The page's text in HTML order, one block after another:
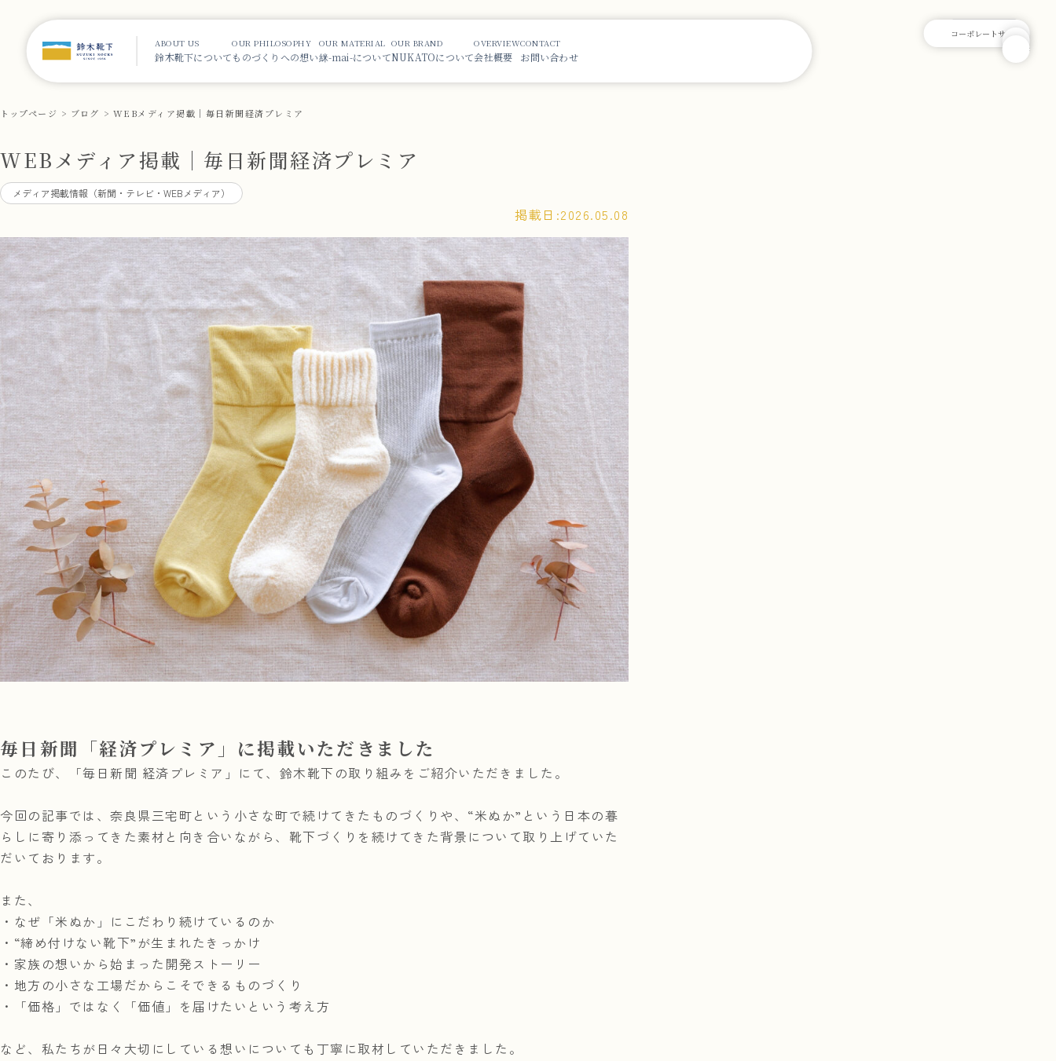
ABOUT US
鈴木靴下について
OUR PHILOSOPHY
ものづくりへの想い
OUR MATERIAL
䋛-mai-について
OUR BRAND
NUKATOについて
OVERVIEW
会社概要
CONTACT
お問い合わせ
トップページ ブログ WEBメディア掲載｜毎日新聞経済プレミア
WEBメディア掲載｜毎日新聞経済プレミア
メディア掲載情報（新聞・テレビ・WEBメディア）
掲載日:2026.05.08
毎日新聞「経済プレミア」に掲載いただきました
このたび、「毎日新聞 経済プレミア」にて、鈴木靴下の取り組みをご紹介いただきました。
今回の記事では、奈良県三宅町という小さな町で続けてきたものづくりや、“米ぬか”という日本の暮
らしに寄り添ってきた素材と向き合いながら、靴下づくりを続けてきた背景について取り上げていた
だいております。
また、
・なぜ「米ぬか」にこだわり続けているのか
・“締め付けない靴下”が生まれたきっかけ
・家族の想いから始まった開発ストーリー
・地方の小さな工場だからこそできるものづくり
・「価格」ではなく「価値」を届けたいという考え方
など、私たちが日々大切にしている想いについても丁寧に取材していただきました。